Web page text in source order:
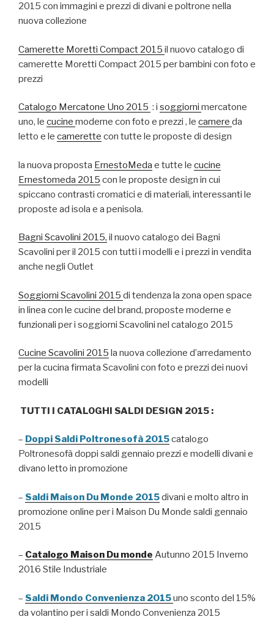
2015 con immagini e prezzi di divani e poltrone nella
nuova collezione
Camerette Moretti Compact 2015 il nuovo catalogo di
camerette Moretti Compact 2015 per bambini con foto e
prezzi
Catalogo Mercatone Uno 2015 : i soggiorni mercatone
uno, le cucine moderne con foto e prezzi , le camere da
letto e le camerette con tutte le proposte di design
la nuova proposta ErnestoMeda e tutte le cucine
Ernestomeda 2015 con le proposte design in cui
spiccano contrasti cromatici e di materiali, interessanti le
proposte ad isola e a penisola.
Bagni Scavolini 2015, il nuovo catalogo dei Bagni
Scavolini per il 2015 con tutti i modelli e i prezzi in vendita
anche negli Outlet
Soggiorni Scavolini 2015 di tendenza la zona open space
in linea con le cucine del brand, proposte moderne e
funzionali per i soggiorni Scavolini nel catalogo 2015
Cucine Scavolini 2015 la nuova collezione d’arredamento
per la cucina firmata Scavolini con foto e prezzi dei nuovi
modelli
TUTTI I CATALOGHI SALDI DESIGN 2015 :
– Doppi Saldi Poltronesofà 2015catalogo
Poltronesofà doppi saldi gennaio prezzi e modelli divani e
divano letto in promozione
– Saldi Maison Du Monde 2015divani e molto altro in
promozione online per i Maison Du Monde saldi gennaio
2015
– Catalogo Maison Du monde Autunno 2015 Inverno
2016 Stile Industriale
– Saldi Mondo Convenienza 2015uno sconto del 15%
da volantino per i saldi Mondo Convenienza 2015